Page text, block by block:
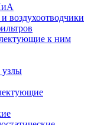
воздухоотводчики
к ним
узлы